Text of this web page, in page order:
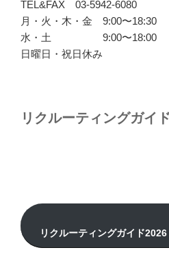
TEL&FAX 03-5942-6080
月・火・木・金 9:00〜18:30
水・土 9:00〜18:00
日曜日・祝日休み
リクルーティングガイ